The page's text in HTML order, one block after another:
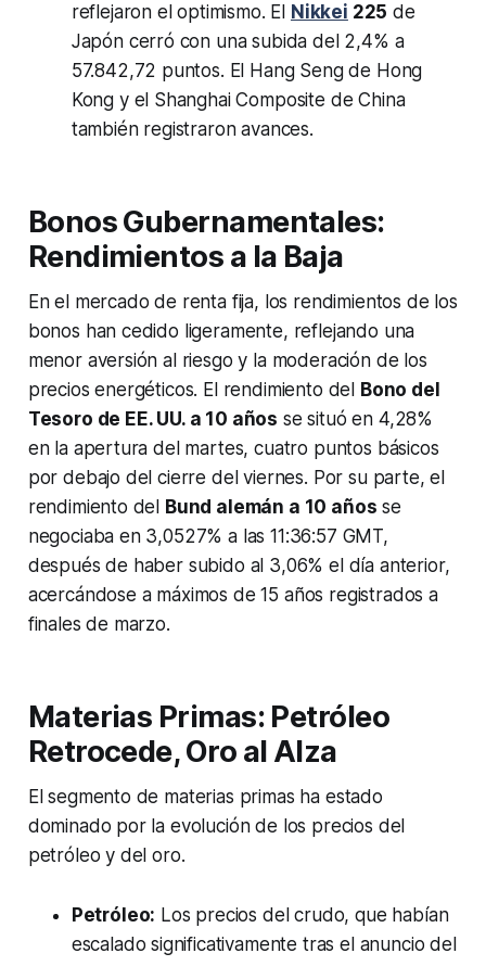
reflejaron el optimismo. El Nikkei 225 de
Japón cerró con una subida del 2,4% a
57.842,72 puntos. El Hang Seng de Hong
Kong y el Shanghai Composite de China
también registraron avances.
Bonos Gubernamentales:
Rendimientos a la Baja
En el mercado de renta fija, los rendimientos de los
bonos han cedido ligeramente, reflejando una
menor aversión al riesgo y la moderación de los
precios energéticos. El rendimiento del
Bono del
Tesoro de EE. UU. a 10 años se situó en 4,28%
en la apertura del martes, cuatro puntos básicos
por debajo del cierre del viernes. Por su parte, el
rendimiento del
Bund alemán a 10 años se
negociaba en 3,0527% a las 11:36:57 GMT,
después de haber subido al 3,06% el día anterior,
acercándose a máximos de 15 años registrados a
finales de marzo.
Materias Primas: Petróleo
Retrocede, Oro al Alza
El segmento de materias primas ha estado
dominado por la evolución de los precios del
petróleo y del oro.
Petróleo: Los precios del crudo, que habían
escalado significativamente tras el anuncio del